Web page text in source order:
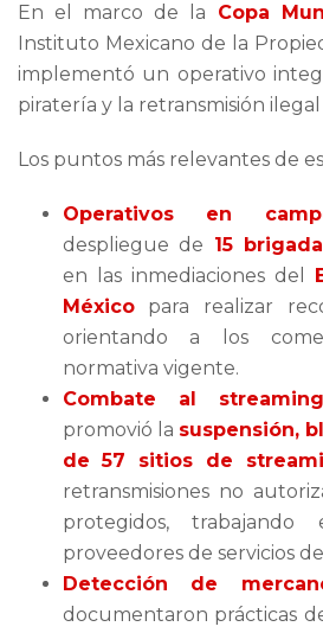
En el marco de la Copa
Instituto Mexicano de la
implementó un operativo
piratería y la retransmisión
Los puntos más relevantes de
Operativos en
despliegue de 15
en las inmediaciones del
Méxicopara realizar
orientando a los
normativa vigente.
Combate al
promovió la suspensión,
de 57 sitios de
retransmisiones no
protegidos,
proveedores de servicios
Detección de
documentaron prácticas